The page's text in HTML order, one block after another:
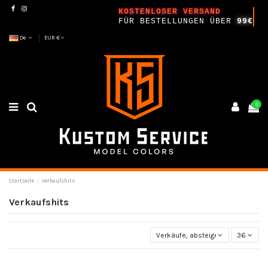
KOSTENLOSER VERSAND
FÜR BESTELLUNGEN ÜBER 99€
De EUR €
0
Startseite Verkaufshits
Verkaufshits
Verkäufe, absteigend sortiert
36